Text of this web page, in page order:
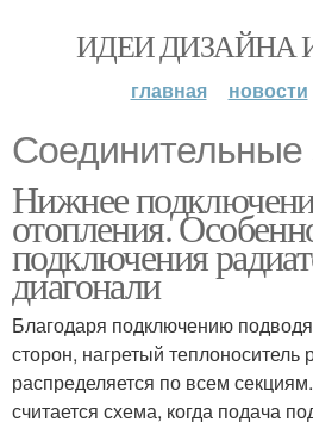
ИДЕИ ДИЗАЙНА
главная новости
Нижнее
отопления.
подключения
диагонали
Благодаря подключению
сторон, нагретый теплоноситель
распределяется по всем
считается схема, когда подача